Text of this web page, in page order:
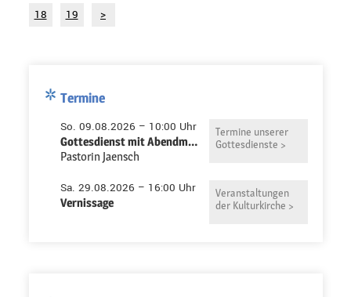
18 19 >
Termine
So. 09.08.2026 – 10:00 Uhr
Gottesdienst mit Abendmahl in der Pauluskirche
Pastorin Jaensch
Termine unserer
Gottesdienste >
Sa. 29.08.2026 – 16:00 Uhr
Vernissage
Veranstaltungen
der Kulturkirche >